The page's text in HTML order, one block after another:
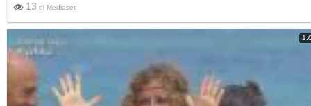
13 di Mediaset